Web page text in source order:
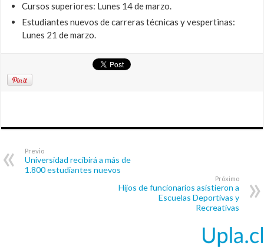
Cursos superiores: Lunes 14 de marzo.
Estudiantes nuevos de carreras técnicas y vespertinas:
Lunes 21 de marzo.
Previo
Universidad recibirá a más de
1.800 estudiantes nuevos
Próximo
Hijos de funcionarios asistieron a
Escuelas Deportivas y
Recreativas